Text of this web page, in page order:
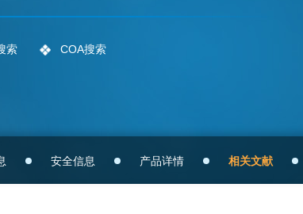
索 COA搜索
安全信息 产品详情 相关文献